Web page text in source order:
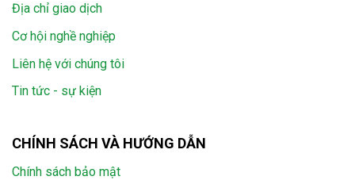
Địa chỉ giao dịch
Cơ hội nghề nghiệp
Liên hệ với chúng tôi
Tin tức - sự kiện
CHÍNH SÁCH VÀ HƯỚNG DẪN
Chính sách bảo mật